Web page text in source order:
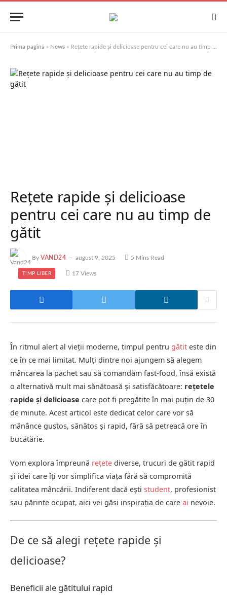
Prima pagină » News » Rețete rapide și delicioase pentru cei care nu au timp de gătit
Rețete rapide și delicioase
pentru cei care nu au timp de
gătit
By VAND24 august 9, 2025 5 Mins Read
TIMP LIBER 17 Views
În ritmul alert al vieții moderne, timpul pentru gătit este din
ce în ce mai limitat. Mulți dintre noi ajungem să alegem
mâncarea la pachet sau să comandăm fast-food, însă există
o alternativă mult mai sănătoasă și satisfăcătoare: rețetele
rapide și delicioase care pot fi pregătite în mai puțin de 30
de minute. Acest articol este dedicat celor care vor să
mănânce gustos, sănătos și rapid, fără să petreacă ore în
bucătărie.
Vom explora împreună rețete diverse, trucuri de gătit rapid
și idei care îți vor simplifica viața fără să compromită
calitatea mâncării. Indiferent dacă ești student, profesionist
sau părinte ocupat, aici vei găsi inspirația de care ai nevoie.
De ce să alegi rețete rapide și
delicioase?
Beneficii ale gătitului rapid